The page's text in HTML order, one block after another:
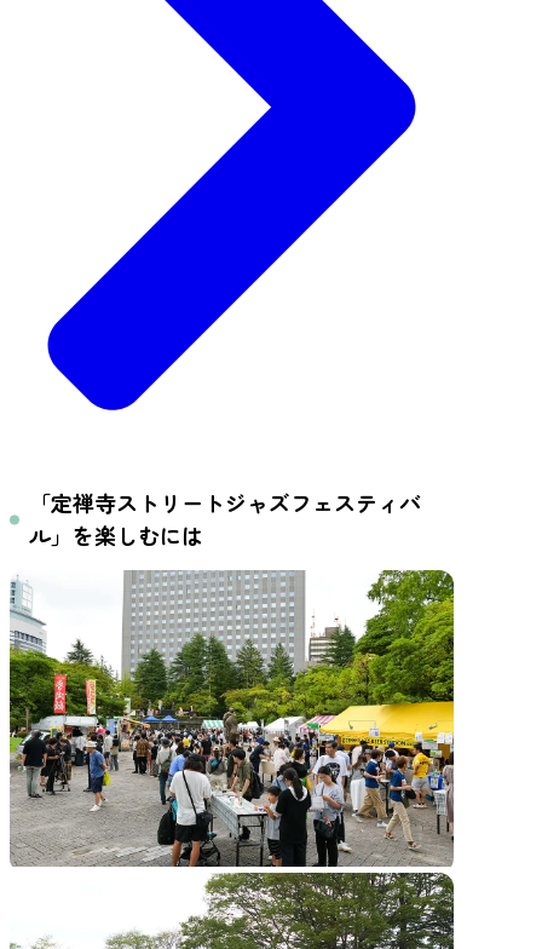
「定禅寺ストリートジャズフェスティバ
ル」を楽しむには